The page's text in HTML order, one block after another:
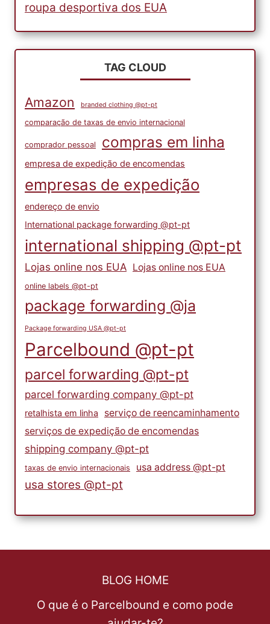
roupa desportiva dos EUA
TAG CLOUD
Amazon branded clothing @pt-pt
comparação de taxas de envio internacional
comprador pessoal compras em linha
empresa de expedição de encomendas
empresas de expedição
endereço de envio
International package forwarding @pt-pt
international shipping @pt-pt
Lojas online nos EUA Lojas online nos EUA
online labels @pt-pt
package forwarding @ja
Package forwarding USA @pt-pt
Parcelbound @pt-pt
parcel forwarding @pt-pt
parcel forwarding company @pt-pt
retalhista em linha
serviço de reencaminhamento
serviços de expedição de encomendas
shipping company @pt-pt
taxas de envio internacionais usa address @pt-pt
usa stores @pt-pt
BLOG HOME
O que é o Parcelbound e como pode